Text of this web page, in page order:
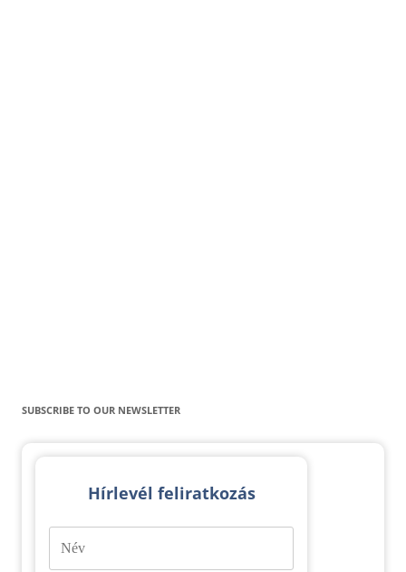
SUBSCRIBE TO OUR NEWSLETTER
Hírlevél feliratkozás